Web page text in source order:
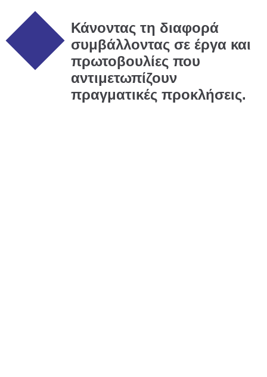
Κάνοντας τη διαφορά
συμβάλλοντας σε έργα και
πρωτοβουλίες που
αντιμετωπίζουν
πραγματικές προκλήσεις.